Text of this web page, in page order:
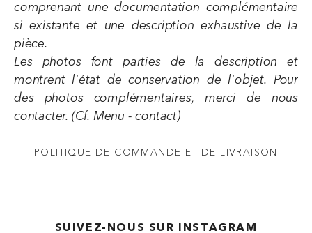
comprenant une documentation complémentaire
si existante et une description exhaustive de la
pièce.
Les photos font parties de la description et
montrent l'état de conservation de l'objet. Pour
des photos complémentaires, merci de nous
contacter. (Cf. Menu - contact)
POLITIQUE DE COMMANDE ET DE LIVRAISON
SUIVEZ-NOUS SUR INSTAGRAM